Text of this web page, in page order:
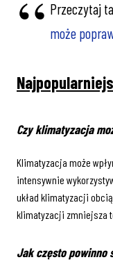
Przeczytaj
może
Czy klimatyzacja
Klimatyzacja może
intensywnie
układ klimatyzacji
klimatyzacji zmniejsza
Jak często powinno